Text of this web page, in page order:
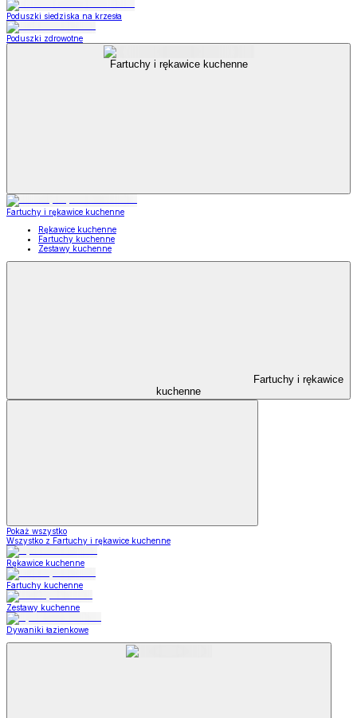
Poduszki siedziska na krzesła
Poduszki zdrowotne
Fartuchy i rękawice kuchenne
Fartuchy i rękawice kuchenne
Rękawice kuchenne
Fartuchy kuchenne
Zestawy kuchenne
Fartuchy i rękawice
kuchenne
Pokaż wszystko
Wszystko z Fartuchy i rękawice kuchenne
Rękawice kuchenne
Fartuchy kuchenne
Zestawy kuchenne
Dywaniki łazienkowe